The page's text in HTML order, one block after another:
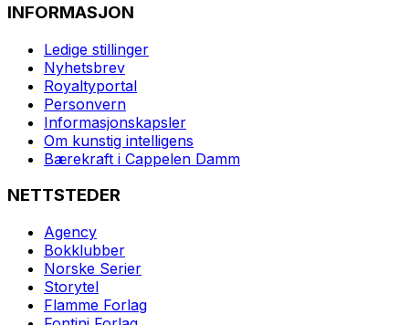
INFORMASJON
Ledige stillinger
Nyhetsbrev
Royaltyportal
Personvern
Informasjonskapsler
Om kunstig intelligens
Bærekraft i Cappelen Damm
NETTSTEDER
Agency
Bokklubber
Norske Serier
Storytel
Flamme Forlag